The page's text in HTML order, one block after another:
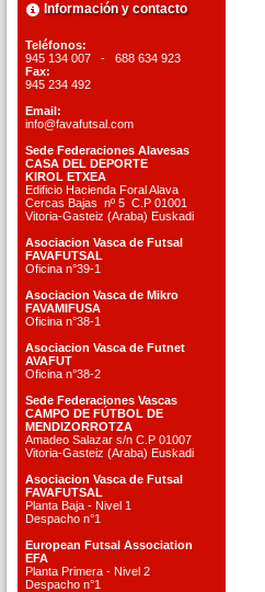
Información y contacto
Teléfonos:
945 134 007 - 688 634 923
Fax:
945 234 492
Email:
info@favafutsal.com
Sede Federaciones Alavesas
CASA DEL DEPORTE
KIROL ETXEA
Edificio Hacienda Foral Alava
Cercas Bajas nº 5 C.P 01001
Vitoria-Gasteiz (Araba) Euskadi
Asociacion Vasca de Futsal
FAVAFUTSAL
Oficina n°39-1
Asociacion Vasca de Mikro
FAVAMIFUSA
Oficina n°38-1
Asociacion Vasca de Futnet
AVAFUT
Oficina n°38-2
Sede Federaciones Vascas
CAMPO DE FÚTBOL DE
MENDIZORROTZA
Amadeo Salazar s/n C.P 01007
Vitoria-Gasteiz (Araba) Euskadi
Asociacion Vasca de Futsal
FAVAFUTSAL
Planta Baja - Nivel 1
Despacho n°1
European Futsal Association
EFA
Planta Primera - Nivel 2
Despacho n°1